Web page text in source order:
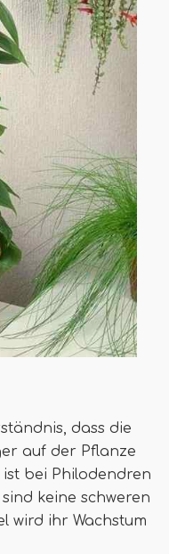
dass die
auf der Pflanze
ist bei Philodendren
keine schweren
wird ihr Wachstum